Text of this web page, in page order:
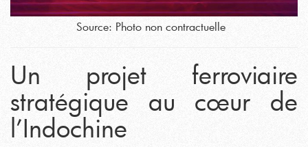
Source: Photo non contractuelle
Un projet ferroviaire
stratégique au cœur de
l’Indochine